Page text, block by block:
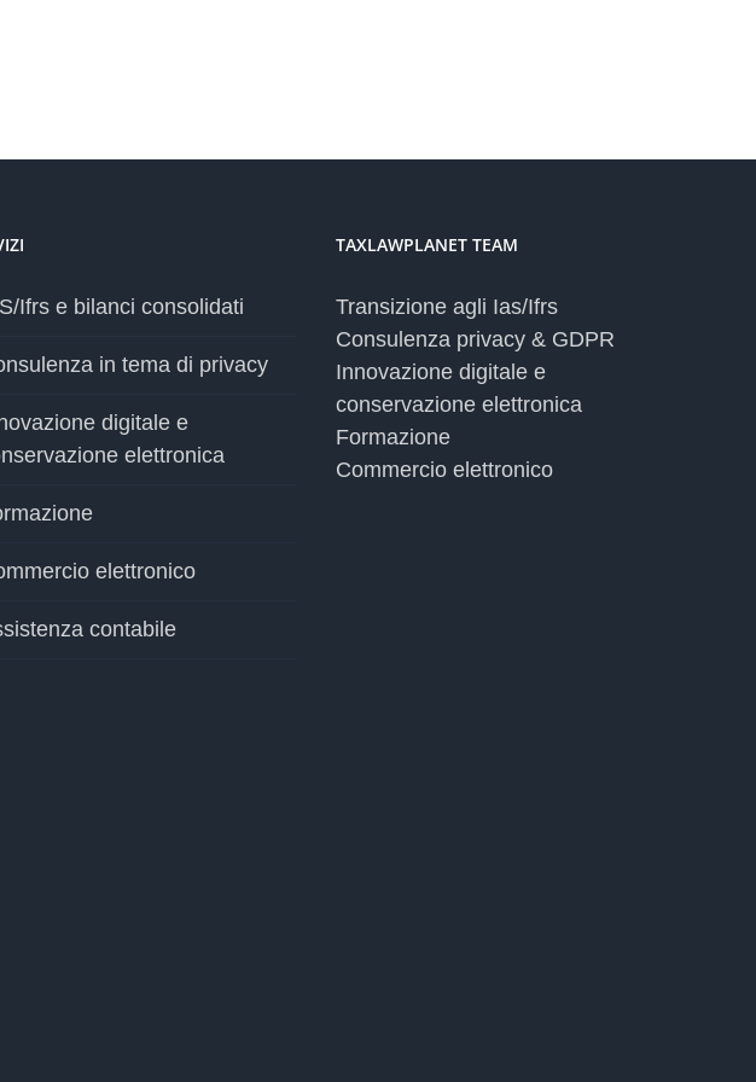
Ifrs e bilanci consolidati
in tema di privacy
digitale e
elettronica
elettronico
contabile
TAXLAWPLANET TEAM
Transizione agli Ias/Ifrs
Consulenza privacy & GDPR
Innovazione digitale e
conservazione elettronica
Formazione
Commercio elettronico